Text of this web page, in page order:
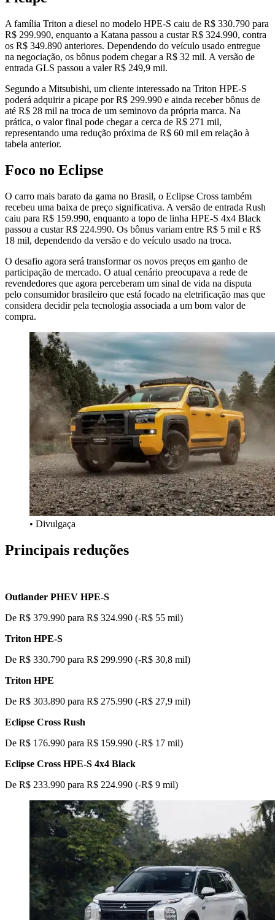
A família Triton a diesel no modelo HPE-S caiu de R$ 330.790 para
R$ 299.990, enquanto a Katana passou a custar R$ 324.990, contra
os R$ 349.890 anteriores. Dependendo do veículo usado entregue
na negociação, os bônus podem chegar a R$ 32 mil. A versão de
entrada GLS passou a valer R$ 249,9 mil.
Segundo a Mitsubishi, um cliente interessado na Triton HPE-S
poderá adquirir a picape por R$ 299.990 e ainda receber bônus de
até R$ 28 mil na troca de um seminovo da própria marca. Na
prática, o valor final pode chegar a cerca de R$ 271 mil,
representando uma redução próxima de R$ 60 mil em relação à
tabela anterior.
Foco no Eclipse
O carro mais barato da gama no Brasil, o Eclipse Cross também
recebeu uma baixa de preço significativa. A versão de entrada Rush
caiu para R$ 159.990, enquanto a topo de linha HPE-S 4x4 Black
passou a custar R$ 224.990. Os bônus variam entre R$ 5 mil e R$
18 mil, dependendo da versão e do veículo usado na troca.
O desafio agora será transformar os novos preços em ganho de
participação de mercado. O atual cenário preocupava a rede de
revendedores que agora perceberam um sinal de vida na disputa
pelo consumidor brasileiro que está focado na eletrificação mas que
considera decidir pela tecnologia associada a um bom valor de
compra.
• Divulgaça
Principais reduções
Outlander PHEV HPE-S
De R$ 379.990 para R$ 324.990 (-R$ 55 mil)
Triton HPE-S
De R$ 330.790 para R$ 299.990 (-R$ 30,8 mil)
Triton HPE
De R$ 303.890 para R$ 275.990 (-R$ 27,9 mil)
Eclipse Cross Rush
De R$ 176.990 para R$ 159.990 (-R$ 17 mil)
Eclipse Cross HPE-S 4x4 Black
De R$ 233.990 para R$ 224.990 (-R$ 9 mil)